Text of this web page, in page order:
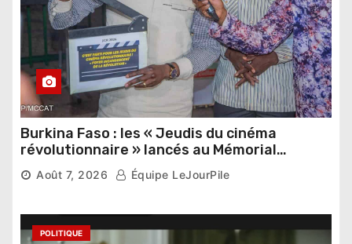
Burkina Faso : les « Jeudis du cinéma
révolutionnaire » lancés au Mémorial
Thomas Sankara
Août 7, 2026 Équipe LeJourPile
POLITIQUE